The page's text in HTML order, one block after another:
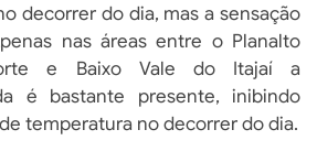
decorrer do dia, mas a sensação
nas áreas entre o Planalto
e Baixo Vale do Itajaí a
é bastante presente, inibindo
temperatura no decorrer do dia.